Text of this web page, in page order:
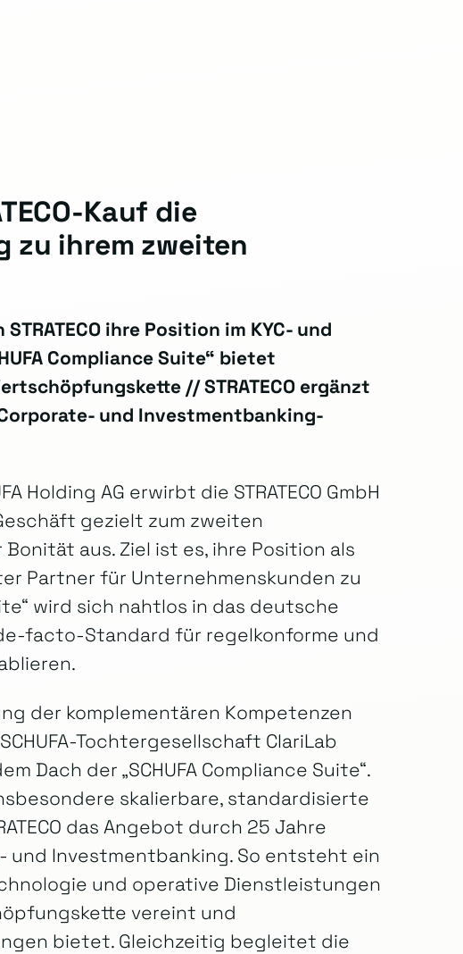
Kauf die
zu ihrem zweiten
ihre Position im KYC- und
Compliance Suite“ bietet
// STRATECO ergänzt
und Investmentbanking-
Holding AG erwirbt die STRATECO GmbH
gezielt zum zweiten
aus. Ziel ist es, ihre Position als
Partner für Unternehmenskunden zu
wird sich nahtlos in das deutsche
facto-Standard für regelkonforme und
der komplementären Kompetenzen
Tochtergesellschaft ClariLab
Dach der „SCHUFA Compliance Suite“.
skalierbare, standardisierte
das Angebot durch 25 Jahre
und Investmentbanking. So entsteht ein
und operative Dienstleistungen
vereint und
bietet. Gleichzeitig begleitet die